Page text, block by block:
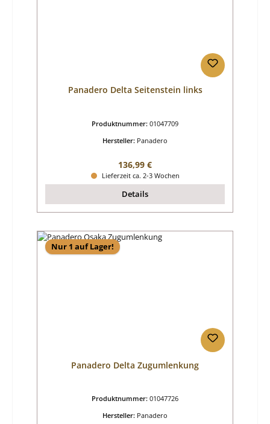
Panadero Delta Seitenstein links
Produktnummer: 01047709
Hersteller: Panadero
Regulärer Preis:
136,99 €
Lieferzeit ca. 2-3 Wochen
Details
Nur 1 auf Lager!
Panadero Delta Zugumlenkung
Produktnummer: 01047726
Hersteller: Panadero